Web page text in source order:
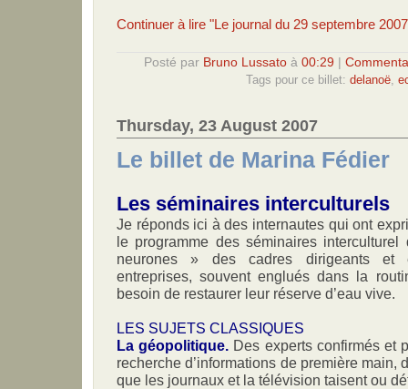
Continuer à lire "Le journal du 29 septembre
Posté par Bruno Lussatoà 00:29
Tags pour ce billet: delanoë
Thursday, 23 August 2007
Le billet de Marina Fédier
Les séminaires interculturels
Je réponds ici à des internautes qui ont
le programme des séminaires
neurones » des cadres dirigeants et
entreprises, souvent englués dans la
besoin de restaurer leur réserve d’eau vive.
LES SUJETS CLASSIQUES
La géopolitique. Des experts confirmés et
recherche d’informations de première main,
que les journaux et la télévision taisent ou